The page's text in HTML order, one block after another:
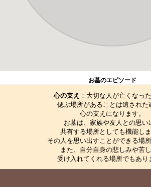
お墓のエピソード
心の支え ：大切な人が亡くなった
偲ぶ場所があることは遺された
心の支えになります。
お墓は、家族や友人との思い
共有する場所としても機能しま
その人を思い出すことができる場所
また、自分自身の悲しみや苦
受け入れてくれる場所でもあり